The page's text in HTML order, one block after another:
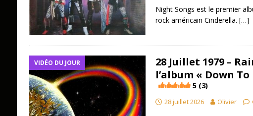
Night Songs est le premier
rock américain Cinderella. […]
VIDÉO DU JOUR
28 Juillet 1979 –
l’album « Down
5 (3)
28 juillet 2026 Olivier